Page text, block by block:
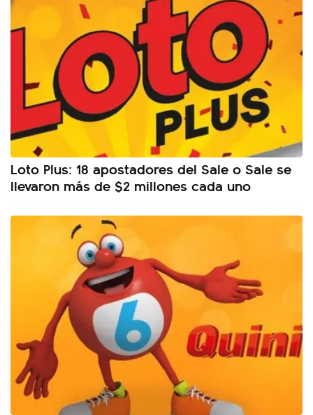
Loto Plus: 18 apostadores del Sale o Sale se
llevaron más de $2 millones cada uno